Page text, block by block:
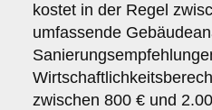
kostet in der Regel
umfassende
zwischen 800 € und